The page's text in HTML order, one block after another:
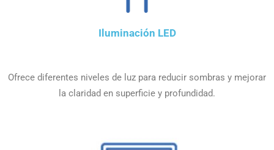
Iluminación LED
Ofrece diferentes niveles de luz para reducir sombras y mejorar
la claridad en superficie y profundidad.